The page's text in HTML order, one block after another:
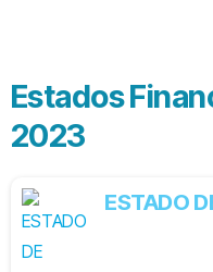
Estados
2023
ESTADO